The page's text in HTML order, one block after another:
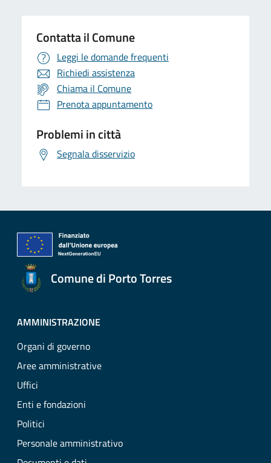
Contatta il Comune
Leggi le domande frequenti
Richiedi assistenza
Chiama il Comune
Prenota appuntamento
Problemi in città
Segnala disservizio
Comune di Porto Torres
AMMINISTRAZIONE
Organi di governo
Aree amministrative
Uffici
Enti e fondazioni
Politici
Personale amministrativo